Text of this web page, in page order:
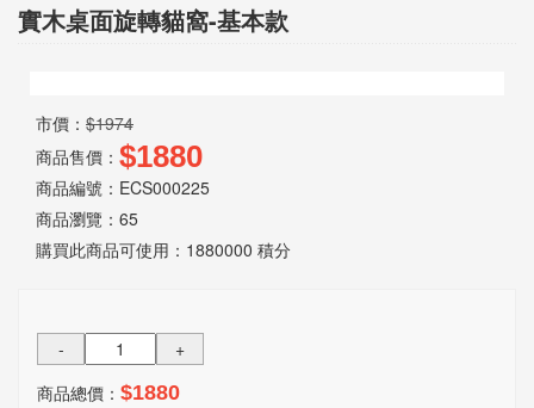
言
版
實木桌面旋轉貓窩-基本款
市價： $1974
商品售價： $1880
商品編號：ECS000225
商品瀏覽： 65
購買此商品可使用： 1880000 積分
-
+
商品總價： $1880